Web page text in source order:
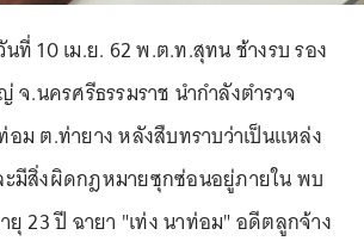
นที่ 10 เม.ย. 62 พ.ต.ท.สุทน ช้างรบ รอง
.นครศรีธรรมราช นำกำลังตำรวจ
ม ต.ท่ายาง หลังสืบทราบว่าเป็นแหล่ง
มีสิ่งผิดกฎหมายซุกซ่อนอยู่ภายใน พบ
23 ปี ฉายา "เท่ง นาท่อม" อดีตลูกจ้าง